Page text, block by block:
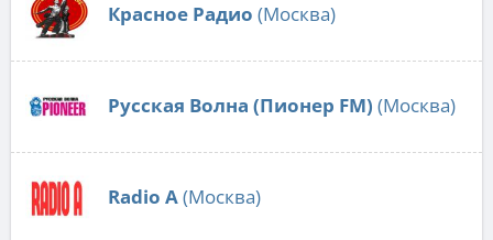
Красное Радио (Москва)
Русская Волна (Пионер FM) (Москва)
Radio А(Москва)